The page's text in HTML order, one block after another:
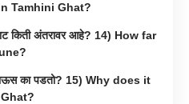
Tamhini Ghat?
किती अंतरावर आहे? 14) How far
का पडतो? 15) Why does it